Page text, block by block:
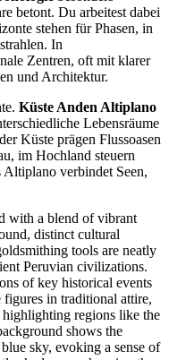
betont. Du arbeitest dabei
stehen für Phasen, in
In
Zentren, oft mit klarer
und Architektur.
Küste Anden Altiplano
Lebensräume
Küste prägen Flussoasen
im Hochland steuern
verbindet Seen,